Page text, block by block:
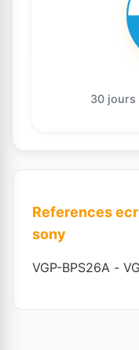
30 jours
References
sony
VGP-BPS26A -